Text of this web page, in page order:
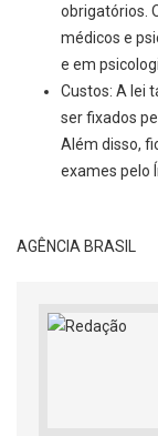
obrigatórios.
médicos e
e em
Custos: A lei
ser fixados
Além disso,
exames pelo
AGÊNCIA BRASIL